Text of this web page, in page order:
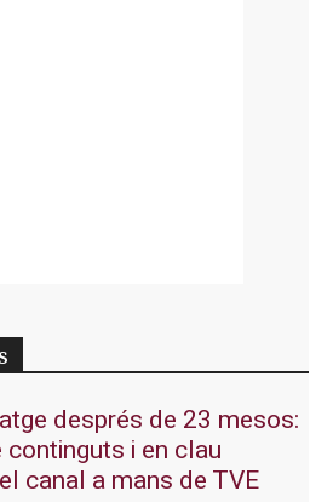
després de 23 mesos:
continguts i en clau
canal a mans de TVE